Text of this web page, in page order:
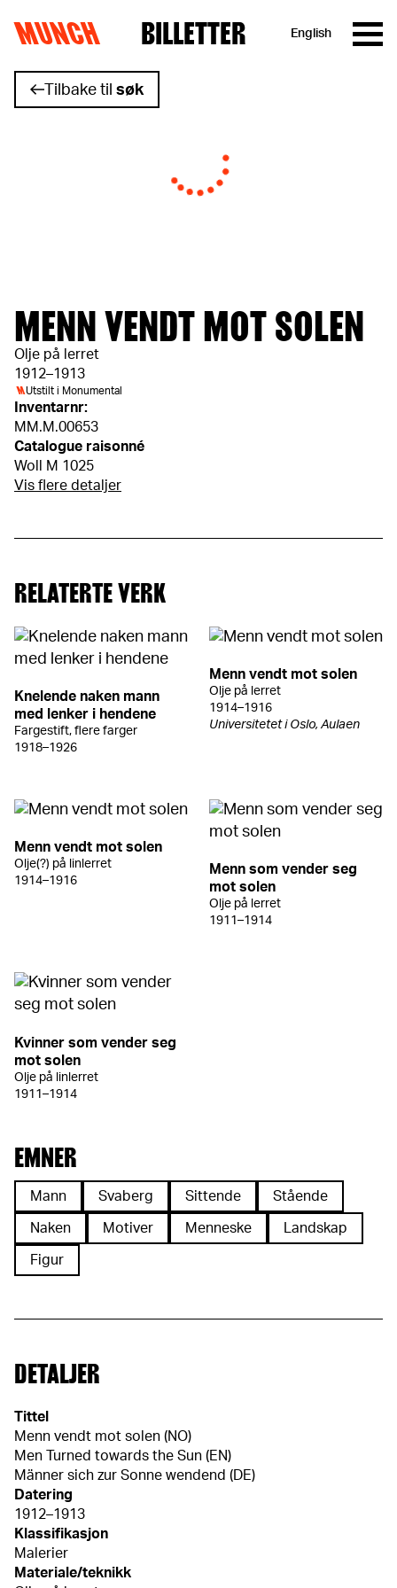
Hopp til innhold
MUNCH BILLETTER English
Tilbake til søk
MENN VENDT MOT SOLEN
Olje på lerret
1912–1913
MUtstilt i Monumental
Inventarnr:
MM.M.00653
Catalogue raisonné
Woll M 1025
Vis flere detaljer
RELATERTE VERK
Knelende naken mann
med lenker i hendene
Fargestift, flere farger
1918–1926
Menn vendt mot solen
Olje på lerret
1914–1916
Universitetet i Oslo, Aulaen
Menn vendt mot solen
Olje(?) på linlerret
1914–1916
Menn som vender seg
mot solen
Olje på lerret
1911–1914
Kvinner som vender seg
mot solen
Olje på linlerret
1911–1914
EMNER
Mann Svaberg Sittende Stående
Naken Motiver Menneske Landskap
Figur
DETALJER
Tittel
Menn vendt mot solen (NO)
Men Turned towards the Sun (EN)
Männer sich zur Sonne wendend (DE)
Datering
1912–1913
Klassifikasjon
Malerier
Materiale/teknikk